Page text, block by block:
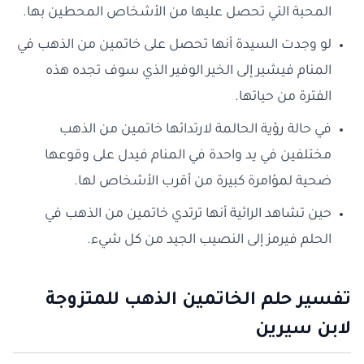
المحبة التي تحصل عليها من الأشخاص المحطين بها.
لو وجدت السيدة أنها تحصل على خاتمين من الذهب في
المنام فيشير إلى الخير الوفير الذي سوف تجده هذه
الفترة من حياتها.
في حالة رؤية الحالمة لارتدائها خاتمين من الذهب
مختلفين في يد واحدة في المنام فيدل على وقوعها
ضحية لمؤامرة كبيرة من أقرب الأشخاص لها.
حين تشاهد الرائية أنها ترتدي خاتمين من الذهب في
الحلم فيرمز إلى النصيب الجيد من كل شيء.
تفسير حلم الخاتمين الذهب للمتزوجة
لابن سيرين